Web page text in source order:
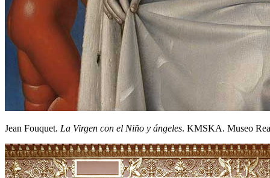
Jean Fouquet. La Virgen con el Niño y ángeles. KMSKA. Museo